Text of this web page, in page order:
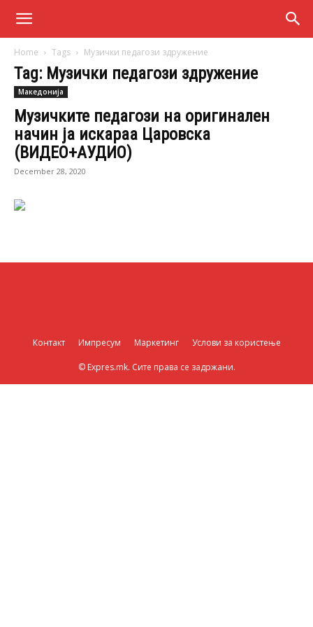
Home Tags Музички педагози здружение
Tag: Музички педагози здружение
Македонија
Музичките педагози на оригинален
начин ја искараа Царовска
(ВИДЕО+АУДИО)
December 28, 2020
Контакт Импресум Маркетинг Услови за користење
© Expres.mk. Сите права се задржани.